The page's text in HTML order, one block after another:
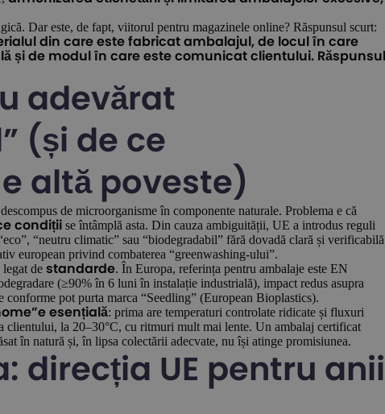
Dar este, de fapt, viitorul pentru magazinele online? Răspunsul scurt:
din care este fabricat ambalajul, de locul în care
și de modul în care este comunicat clientului. Răspunsul
adevărat
(și de ce
altă poveste)
de microorganisme în componente naturale. Problema e că
condiții se întâmplă asta. Din cauza ambiguității, UE a introdus reguli
“neutru climatic” sau “biodegradabil” fără dovadă clară și verificabilă
european privind combaterea “greenwashing-ului”.
legat destandarde. În Europa, referința pentru ambalaje este EN
(≥90% în 6 luni în instalație industrială), impact redus asupra
conforme pot purta marca “Seedling” (European Bioplastics).
esențială: prima are temperaturi controlate ridicate și fluxuri
clientului, la 20–30°C, cu ritmuri mult mai lente. Un ambalaj certificat
în natură și, în lipsa colectării adecvate, nu își atinge promisiunea.
direcția UE pentru anii